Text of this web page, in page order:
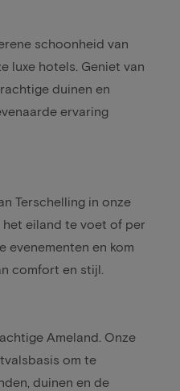
schoonheid van
luxe hotels. Geniet van
duinen en
ervaring
Terschelling in onze
het eiland te voet of per
evenementen en kom
comfort en stijl.
Ameland. Onze
om te
duinen en de